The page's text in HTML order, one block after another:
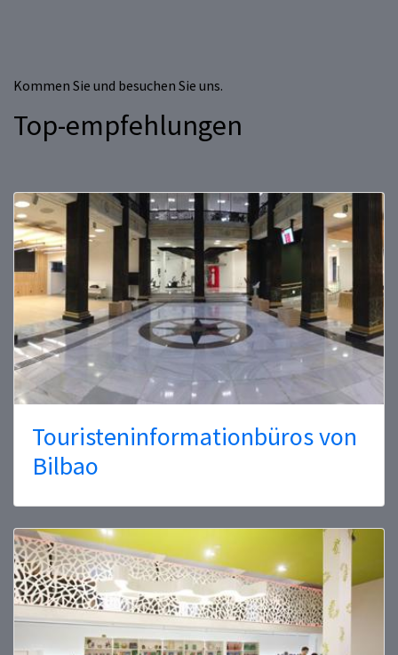
Kommen Sie und besuchen Sie uns.
Top-empfehlungen
Touristeninformationbüros von
Bilbao